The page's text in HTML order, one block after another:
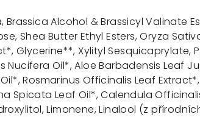
Brassica Alcohol & Brassicyl Valinate
Shea Butter Ethyl Esters, Oryza
Glycerine**, Xylityl Sesquicaprylate,
Nucifera Oil*, Aloe Barbadensis Leaf
Rosmarinus Officinalis Leaf
Spicata Leaf Oil*, Calendula
Limonene, Linalool (z